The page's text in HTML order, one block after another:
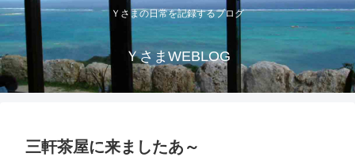
Ｙさまの日常を記録するブログ
ＹさまWEBLOG
三軒茶屋に来ましたあ～